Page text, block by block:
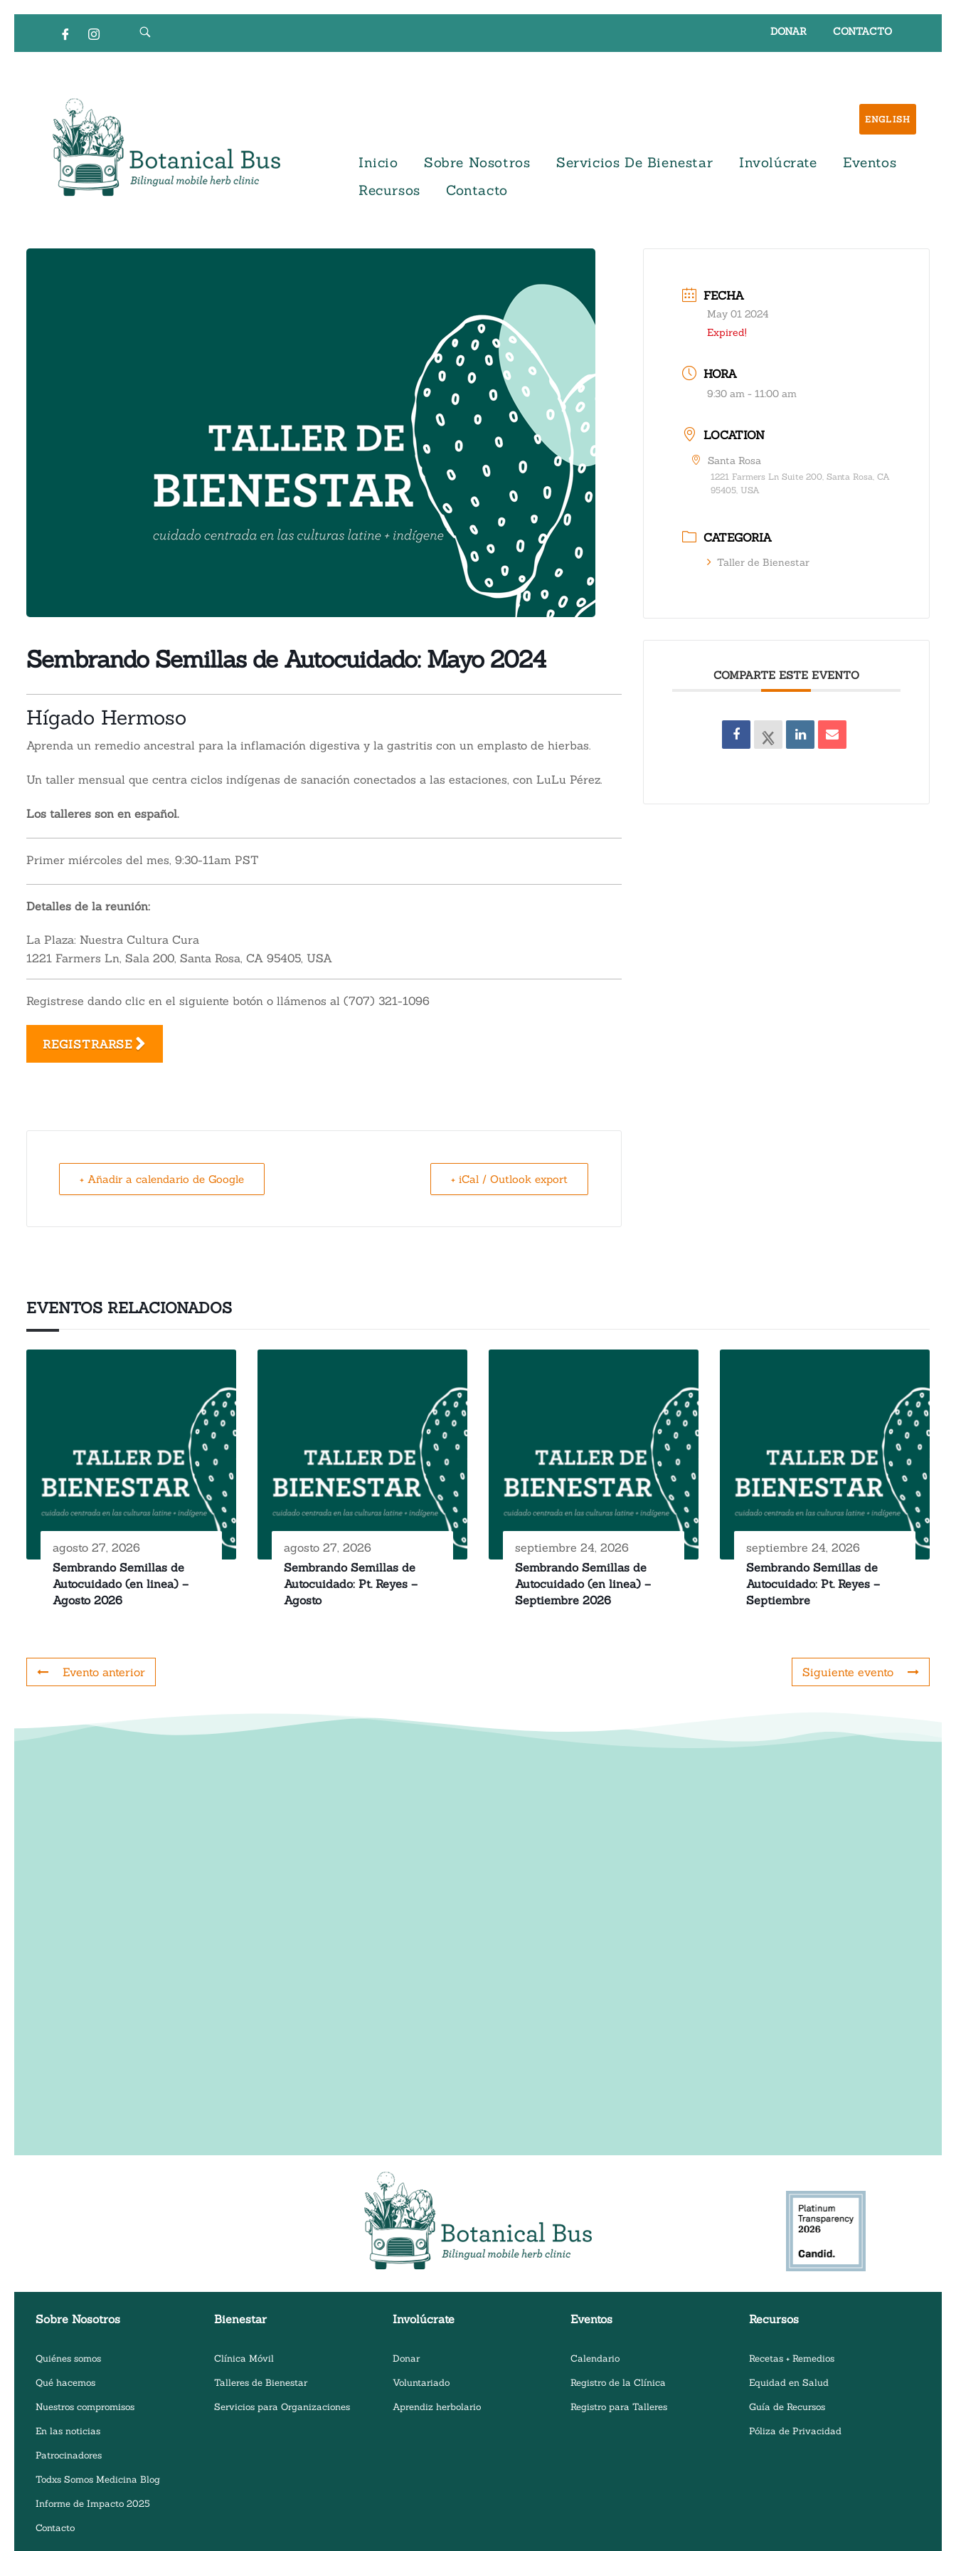
DONAR CONTACTO
ENGLISH
Inicio Sobre Nosotros Servicios De Bienestar Involúcrate
Eventos
Recursos
Contacto
Sembrando Semillas de Autocuidado: Mayo 2024
Hígado Hermoso
Aprenda un remedio ancestral para la inflamación digestiva y la gastritis con un emplasto de hierbas.
Un taller mensual que centra ciclos indígenas de sanación conectados a las estaciones, con LuLu Pérez.
Los talleres son en español.
Primer miércoles del mes, 9:30-11am PST
Detalles de la reunión:
La Plaza: Nuestra Cultura Cura
1221 Farmers Ln, Sala 200, Santa Rosa, CA 95405, USA
Registrese dando clic en el siguiente botón o llámenos al (707) 321-1096
REGISTRARSE
+ Añadir a calendario de Google + iCal / Outlook export
FECHA
May 01 2024
Expired!
HORA
9:30 am - 11:00 am
LOCATION
Santa Rosa
1221 Farmers Ln Suite 200, Santa Rosa, CA
95405, USA
CATEGORIA
Taller de Bienestar
COMPARTE ESTE EVENTO
EVENTOS RELACIONADOS
agosto 27, 2026
Sembrando Semillas de
Autocuidado (en linea) –
Agosto 2026
agosto 27, 2026
Sembrando Semillas de
Autocuidado: Pt. Reyes –
Agosto
septiembre 24, 2026
Sembrando Semillas de
Autocuidado (en linea) –
Septiembre 2026
septiembre 24, 2026
Sembrando Semillas de
Autocuidado: Pt. Reyes –
Septiembre
Evento anterior Siguiente evento
Sobre Nosotros
Quiénes somos
Qué hacemos
Nuestros compromisos
En las noticias
Patrocinadores
Todxs Somos Medicina Blog
Informe de Impacto 2025
Contacto
Bienestar
Clínica Móvil
Talleres de Bienestar
Servicios para Organizaciones
Involúcrate
Donar
Voluntariado
Aprendiz herbolario
Eventos
Calendario
Registro de la Clínica
Registro para Talleres
Recursos
Recetas + Remedios
Equidad en Salud
Guía de Recursos
Póliza de Privacidad